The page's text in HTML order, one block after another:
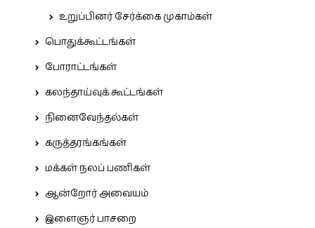
உறுப்பினர் சேர்க்கை முகாம்கள்
பொதுக்கூட்டங்கள்
போராட்டங்கள்
கலந்தாய்வுக் கூட்டங்கள்
நினைவேந்தல்கள்
கருத்தரங்கங்கள்
மக்கள் நலப் பணிகள்
ஆன்றோர் அவையம்
இளைஞர் பாசறை